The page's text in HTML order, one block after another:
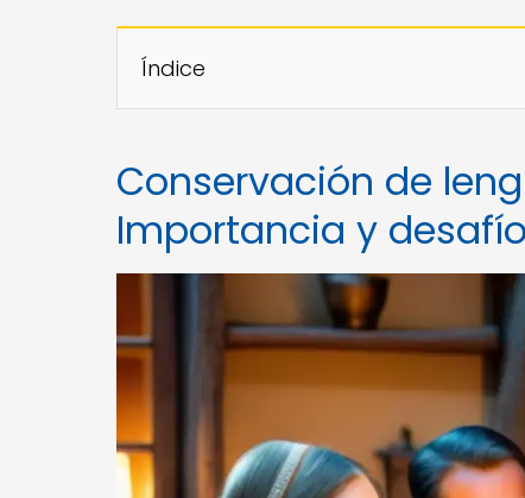
Índice
Conservación de
Importancia y